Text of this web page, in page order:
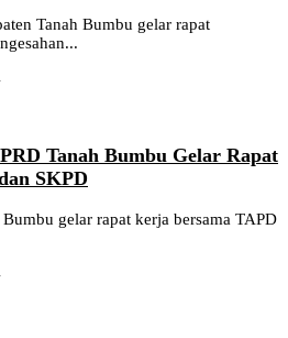
Tanah Bumbu gelar rapat
Tanah Bumbu Gelar Rapat
SKPD
gelar rapat kerja bersama TAPD